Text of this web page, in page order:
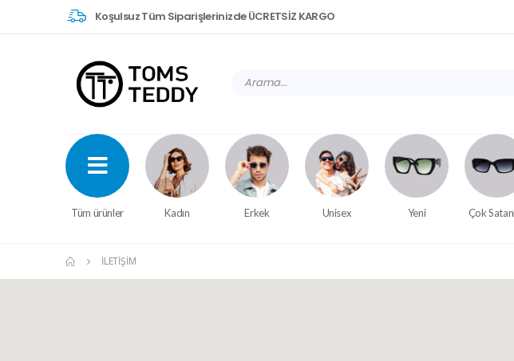
Koşulsuz Tüm Siparişlerinizde ÜCRETSİZ KARGO
Tüm ürünler Kadın Erkek Unisex Yeni Çok
İLETIŞIM